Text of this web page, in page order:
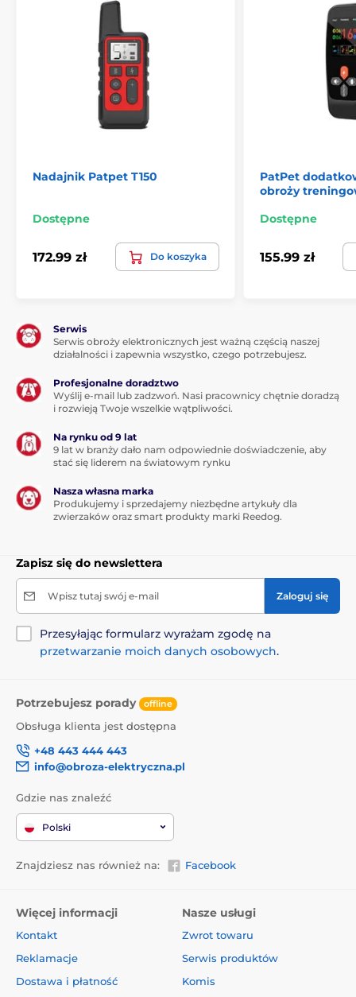
Nadajnik Patpet T150
Dostępne
172.99 zł Do koszyka
PatPet
obroży
Dostępne
155.99 zł
Serwis
Serwis obroży elektronicznych jest ważną częścią naszej
działalności i zapewnia wszystko, czego potrzebujesz.
Profesjonalne doradztwo
Wyślij e-mail lub zadzwoń. Nasi pracownicy chętnie doradzą
i rozwieją Twoje wszelkie wątpliwości.
Na rynku od 9 lat
9 lat w branży dało nam odpowiednie doświadczenie, aby
stać się liderem na światowym rynku
Nasza własna marka
Produkujemy i sprzedajemy niezbędne artykuły dla
zwierzaków oraz smart produkty marki Reedog.
Zapisz się do newslettera
Wpisz tutaj swój e-mail Zaloguj się
Przesyłając formularz wyrażam zgodę na
przetwarzanie moich danych osobowych.
Potrzebujesz porady offline
Obsługa klienta jest dostępna
+48 443 444 443
info@obroza-elektryczna.pl
Gdzie nas znaleźć
Polski
Znajdziesz nas również na: Facebook
Więcej informacji
Kontakt
Reklamacje
Dostawa i płatność
Nasze usługi
Zwrot towaru
Serwis produktów
Komis